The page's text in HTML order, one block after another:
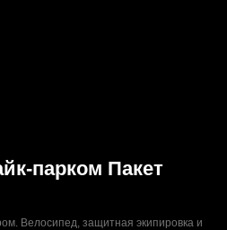
парком Пакет
Велосипед, защитная экипировка и